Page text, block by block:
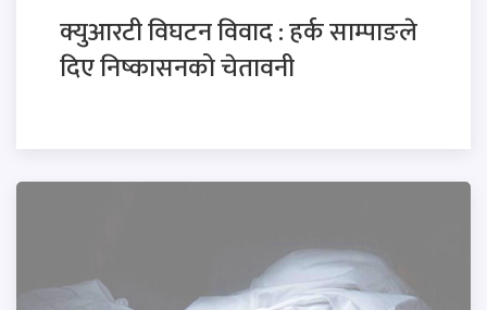
क्युआरटी विघटन विवाद : हर्क साम्पाङले
दिए निष्कासनको चेतावनी